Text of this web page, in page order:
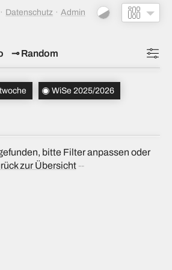
Random
Datenschutz Admin
(1)
(↝ zufällig)
WiSe 2025/2026
bitte Filter anpassen oder
zur Übersicht